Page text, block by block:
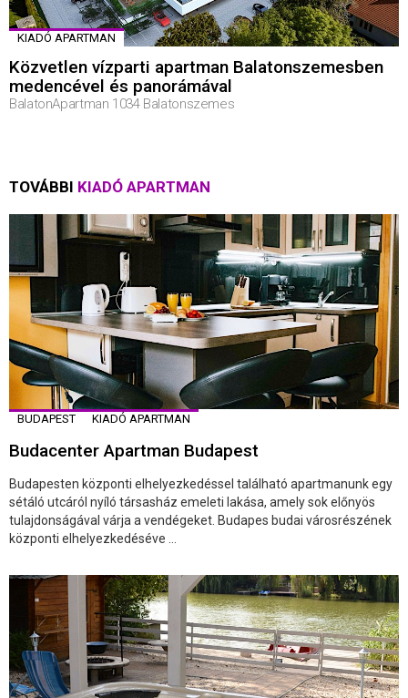
KIADÓ APARTMAN
Közvetlen vízparti apartman Balatonszemesben
medencével és panorámával
BalatonApartman 1034 Balatonszemes
TOVÁBBI KIADÓ APARTMAN
BUDAPEST KIADÓ APARTMAN
Budacenter Apartman Budapest
Budapesten központi elhelyezkedéssel található apartmanunk egy
sétáló utcáról nyíló társasház emeleti lakása, amely sok előnyös
tulajdonságával várja a vendégeket. Budapes budai városrészének
központi elhelyezkedéséve ...